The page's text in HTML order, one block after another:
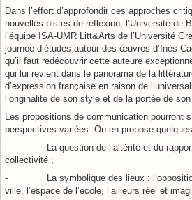
Dans l’effort d’approfondir ces approches
nouvelles pistes de réflexion, l’Université de
l’équipe ISA-UMR Litt&Arts de l’Université
journée d’études autour des œuvres d’Inès
qu’il faut redécouvrir cette auteure
qui lui revient dans le panorama de la
d’expression française en raison de
l’originalité de son style et de la portée de
Les propositions de communication pourront
perspectives variées. On en propose
- La question de l’altérité et du rapport
collectivité ;
- La symbolique des lieux : l’opposition
ville, l’espace de l’école, l’ailleurs réel et